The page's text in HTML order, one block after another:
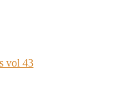
vol 43